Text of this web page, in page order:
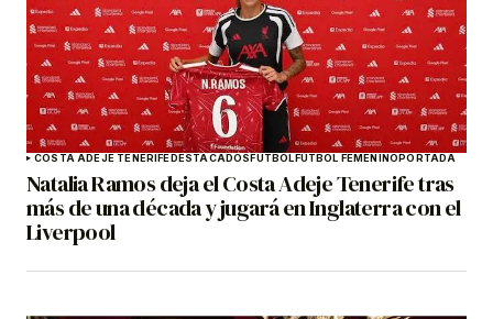
COSTA ADEJE TENERIFEDESTACADOSFÚTBOLFÚTBOL FEMENINOPORTADA
Natalia Ramos deja el Costa Adeje Tenerife tras
más de una década y jugará en Inglaterra con el
Liverpool